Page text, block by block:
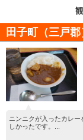
田子町（三戸
ニンニクが入ったカレ
しかったです。...